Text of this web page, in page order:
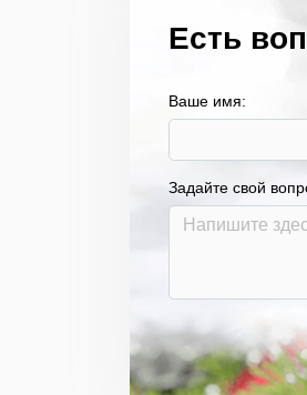
Есть
Ваше имя:
Задайте свой